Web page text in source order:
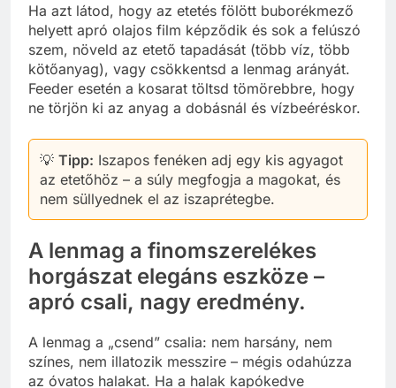
Ha azt látod, hogy az etetés fölött buborékmező
helyett apró olajos film képződik és sok a felúszó
szem, növeld az etető tapadását (több víz, több
kötőanyag), vagy csökkentsd a lenmag arányát.
Feeder esetén a kosarat töltsd tömörebbre, hogy
ne törjön ki az anyag a dobásnál és vízbeéréskor.
💡 Tipp: Iszapos fenéken adj egy kis agyagot
az etetőhöz – a súly megfogja a magokat, és
nem süllyednek el az iszaprétegbe.
A lenmag a finomszerelékes
horgászat elegáns eszköze –
apró csali, nagy eredmény.
A lenmag a „csend” csalia: nem harsány, nem
színes, nem illatozik messzire – mégis odahúzza
az óvatos halakat. Ha a halak kapókedve